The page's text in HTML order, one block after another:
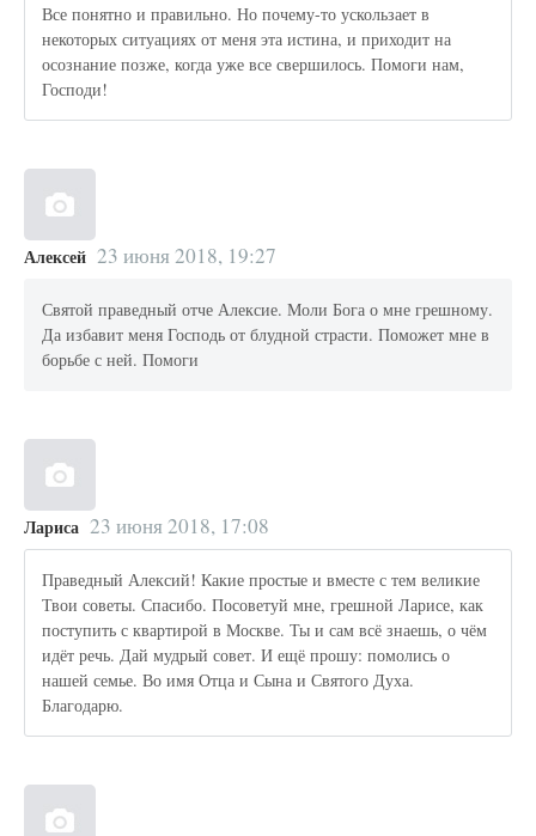
Все понятно и правильно. Но почему-то ускользает в
некоторых ситуациях от меня эта истина, и приходит на
осознание позже, когда уже все свершилось. Помоги нам,
Господи!
Алексей 23 июня 2018, 19:27
Святой праведный отче Алексие. Моли Бога о мне грешному.
Да избавит меня Господь от блудной страсти. Поможет мне в
борьбе с ней. Помоги
Лариса 23 июня 2018, 17:08
Праведный Алексий! Какие простые и вместе с тем великие
Твои советы. Спасибо. Посоветуй мне, грешной Ларисе, как
поступить с квартирой в Москве. Ты и сам всё знаешь, о чём
идёт речь. Дай мудрый совет. И ещё прошу: помолись о
нашей семье. Во имя Отца и Сына и Святого Духа.
Благодарю.